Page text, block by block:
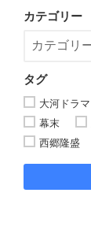
カテゴリー
タグ
大河ドラマ
幕末
西郷隆盛